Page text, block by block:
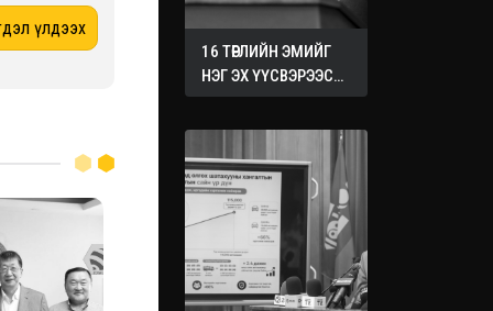
16 ТӨРЛИЙН ЭМИЙГ
НЭГ ЭХ ҮҮСВЭРЭЭС
ХУДАЛДАН АВАХ